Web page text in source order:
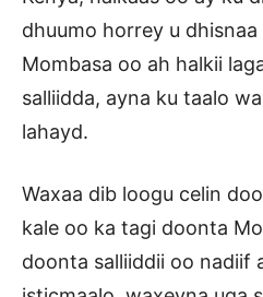
dhuumo horrey u
Mombasa oo ah halkii
salliidda, ayna ku taalo
lahayd.
Waxaa dib loogu celin
kale oo ka tagi doonta
doonta salliiddii oo nadiif